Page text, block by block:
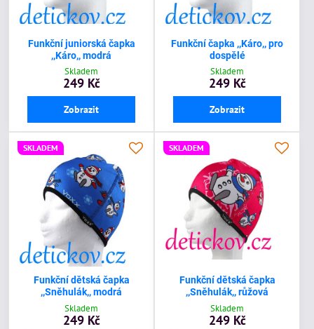
Funkční juniorská čapka
,,Káro,, modrá
Skladem
249 Kč
Zobrazit
Funkční čapka ,,Káro,, pro
dospělé
Skladem
249 Kč
Zobrazit
SKLADEM
Funkční dětská čapka
,,Sněhulák,, modrá
Skladem
249 Kč
SKLADEM
Funkční dětská čapka
,,Sněhulák,, růžová
Skladem
249 Kč